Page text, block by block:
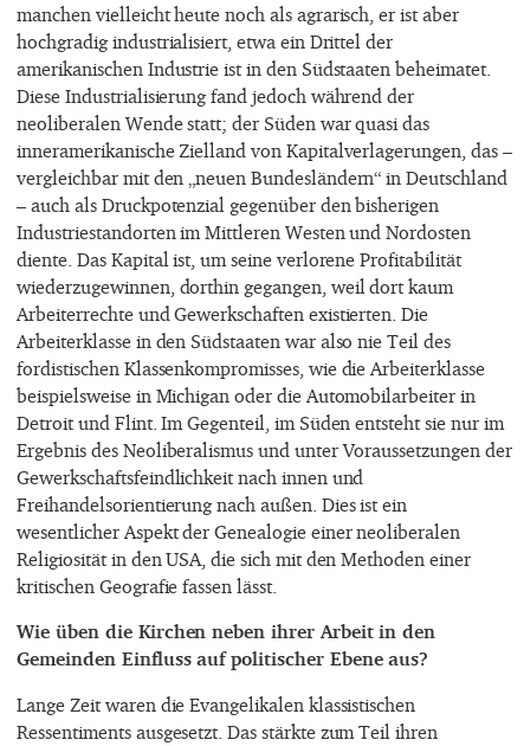
manchen vielleicht heute noch als agrarisch, er ist aber
hochgradig industrialisiert, etwa ein Drittel der
amerikanischen Industrie ist in den Südstaaten beheimatet.
Diese Industrialisierung fand jedoch während der
neoliberalen Wende statt; der Süden war quasi das
inneramerikanische Zielland von Kapitalverlagerungen, das –
vergleichbar mit den „neuen Bundesländern“ in Deutschland
– auch als Druckpotenzial gegenüber den bisherigen
Industriestandorten im Mittleren Westen und Nordosten
diente. Das Kapital ist, um seine verlorene Profitabilität
wiederzugewinnen, dorthin gegangen, weil dort kaum
Arbeiterrechte und Gewerkschaften existierten. Die
Arbeiterklasse in den Südstaaten war also nie Teil des
fordistischen Klassenkompromisses, wie die Arbeiterklasse
beispielsweise in Michigan oder die Automobilarbeiter in
Detroit und Flint. Im Gegenteil, im Süden entsteht sie nur im
Ergebnis des Neoliberalismus und unter Voraussetzungen der
Gewerkschaftsfeindlichkeit nach innen und
Freihandelsorientierung nach außen. Dies ist ein
wesentlicher Aspekt der Genealogie einer neoliberalen
Religiosität in den USA, die sich mit den Methoden einer
kritischen Geografie fassen lässt.
Wie üben die Kirchen neben ihrer Arbeit in den
Gemeinden Einfluss auf politischer Ebene aus?
Lange Zeit waren die Evangelikalen klassistischen
Ressentiments ausgesetzt. Das stärkte zum Teil ihren